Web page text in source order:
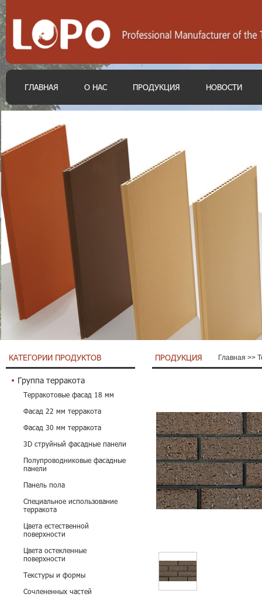
ГЛАВНАЯ О НАС ПРОДУКЦИЯ НОВОСТИ
КАТЕГОРИИ ПРОДУКТОВ
Группа терракота
Терракотовые фасад 18 мм
Фасад 22 мм терракота
Фасад 30 мм терракота
3D струйный фасадные панели
Полупроводниковые фасадные
панели
Панель пола
Специальное использование
терракота
Цвета естественной
поверхности
Цвета остекленные
поверхности
Текстуры и формы
Сочлененных частей
ПРОДУКЦИЯ Главная >>